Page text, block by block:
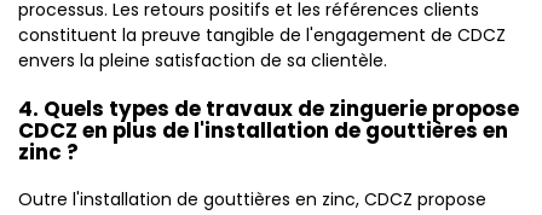
processus. Les retours positifs et les références clients
constituent la preuve tangible de l'engagement de CDCZ
envers la pleine satisfaction de sa clientèle.
4. Quels types de travaux de zinguerie propose
CDCZ en plus de l'installation de gouttières en
zinc ?
Outre l'installation de gouttières en zinc, CDCZ propose